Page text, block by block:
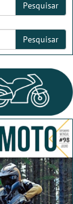
Pesquisar
Pesquisar